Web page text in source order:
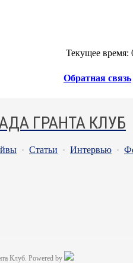
Текущее время:
Обратная связь
ГРАНТА КЛУБ
· Статьи · Интервью ·
Клуб. Powered by